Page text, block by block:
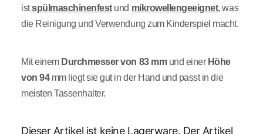
istspülmaschinenfestund mikrowellengeeignet, was
die Reinigung und Verwendung zum Kinderspiel macht.
Mit einem Durchmesser von 83 mm und einer Höhe
von 94 mm liegt sie gut in der Hand und passt in die
meisten Tassenhalter.
Dieser Artikel ist keine Lagerware. Der Artikel